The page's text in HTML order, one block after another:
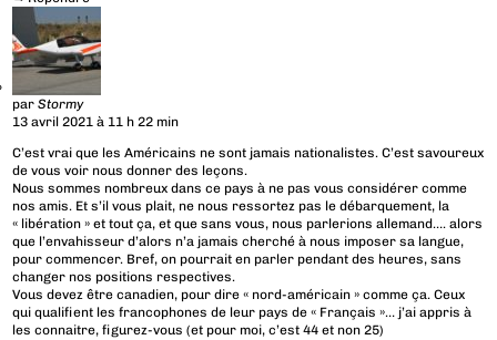
parStormy
13 avril 2021 à 11 h 22 min
C’est vrai que les Américains ne sont jamais nationalistes. C’est savoureux
de vous voir nous donner des leçons.
Nous sommes nombreux dans ce pays à ne pas vous considérer comme
nos amis. Et s’il vous plait, ne nous ressortez pas le débarquement, la
« libération » et tout ça, et que sans vous, nous parlerions allemand…. alors
que l’envahisseur d’alors n’a jamais cherché à nous imposer sa langue,
pour commencer. Bref, on pourrait en parler pendant des heures, sans
changer nos positions respectives.
Vous devez être canadien, pour dire « nord-américain » comme ça. Ceux
qui qualifient les francophones de leur pays de « Français »… j’ai appris à
les connaitre, figurez-vous (et pour moi, c’est 44 et non 25)